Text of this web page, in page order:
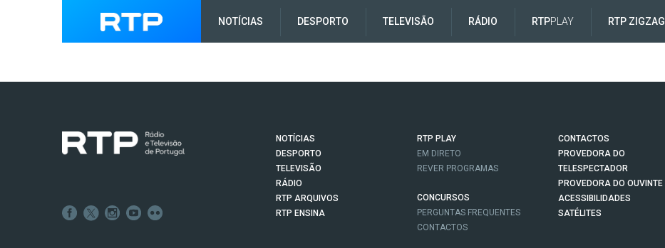
NOTÍCIAS DESPORTO TELEVISÃO RÁDIO RTPPLAY RTP ZIGZAG
NOTÍCIAS
DESPORTO
TELEVISÃO
RÁDIO
RTP ARQUIVOS
RTP ENSINA
RTP PLAY
EM DIRETO
REVER PROGRAMAS
CONCURSOS
PERGUNTAS FREQUENTES
CONTACTOS
CONTACTOS
PROVEDORA DO
TELESPECTADOR
PROVEDORA DO OUVINTE
ACESSIBILIDADES
SATÉLITES